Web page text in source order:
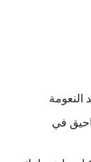
في